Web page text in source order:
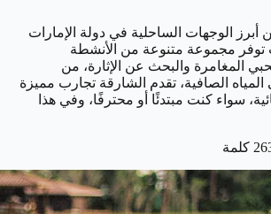
أبرز الوجهات الساحلية في دولة الإمارات
توفر مجموعة متنوعة من الأنشطة
المغامرة والبحث عن الإثارة، من
المياه الصافية، تقدم الشارقة تجارب مميزة
سواء كنت مبتدئًا أو محترفًا، وفي هذا
كلمة